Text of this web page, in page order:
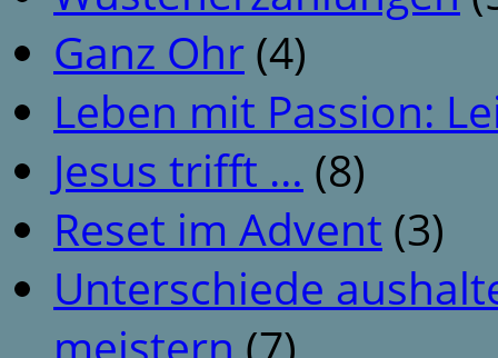
Ganz Ohr (4)
Leben mit Passion:
Jesus trifft … (8)
Reset im Advent (3)
Unterschiede
meistern (7)